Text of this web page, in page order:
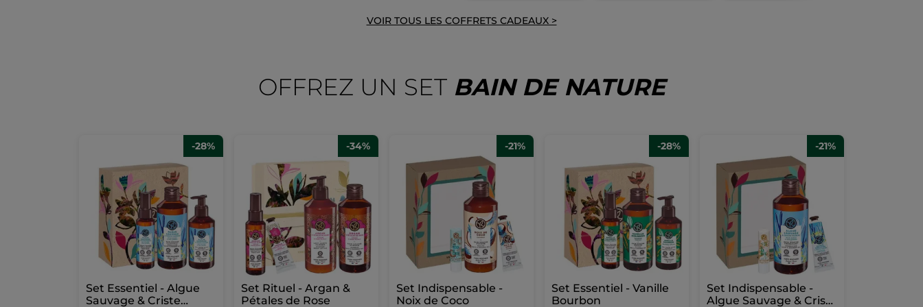
VOIR TOUS LES COFFRETS CADEAUX >
OFFREZ UN SET BAIN DE NATURE
-28%
Set Essentiel - Algue
Sauvage & Criste
-34%
Set Rituel - Argan &
Pétales de Rose
-21%
Set Indispensable -
Noix de Coco
-28%
Set Essentiel - Vanille
Bourbon
-21%
Set Indispensable -
Algue Sauvage & Criste